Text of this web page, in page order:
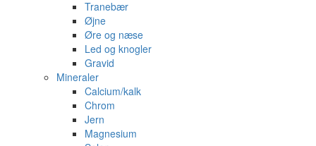
Tranebær
Øjne
Øre og næse
Led og knogler
Gravid
Mineraler
Calcium/kalk
Chrom
Jern
Magnesium